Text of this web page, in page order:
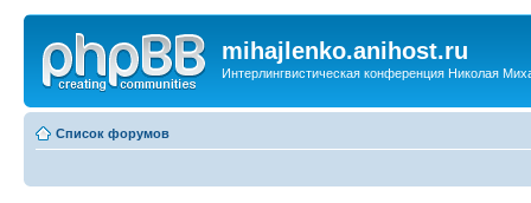
mihajlenko.anihost.ru
Интерлингвистическая конференция Николая
Список форумов